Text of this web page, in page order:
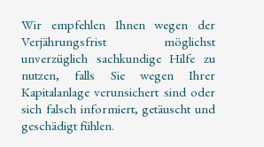
Wir empfehlen Ihnen wegen der
Verjährungsfrist möglichst
unverzüglich sachkundige Hilfe zu
nutzen, falls Sie wegen Ihrer
Kapitalanlage verunsichert sind oder
sich falsch informiert, getäuscht und
geschädigt fühlen.